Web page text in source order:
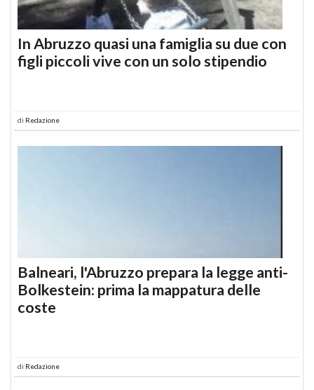
In Abruzzo quasi una famiglia su due con
figli piccoli vive con un solo stipendio
di Redazione
Balneari, l'Abruzzo prepara la legge anti-
Bolkestein: prima la mappatura delle
coste
di Redazione